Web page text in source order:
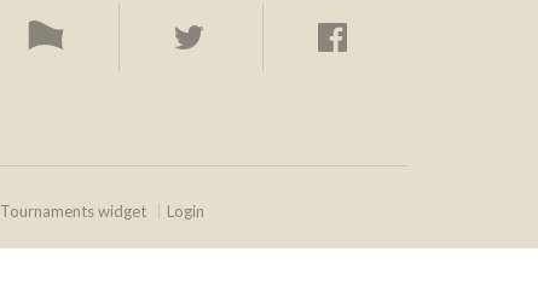
Tournaments widget Login